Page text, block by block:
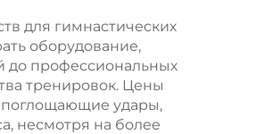
на
опору
для гимнастических
оборудование,
до профессиональных
тренировок. Цены
поглощающие удары,
несмотря на более